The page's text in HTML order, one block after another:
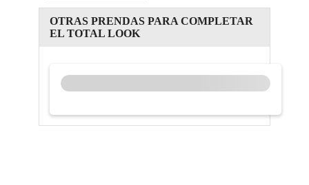
OTRAS PRENDAS PARA COMPLETAR
EL TOTAL LOOK